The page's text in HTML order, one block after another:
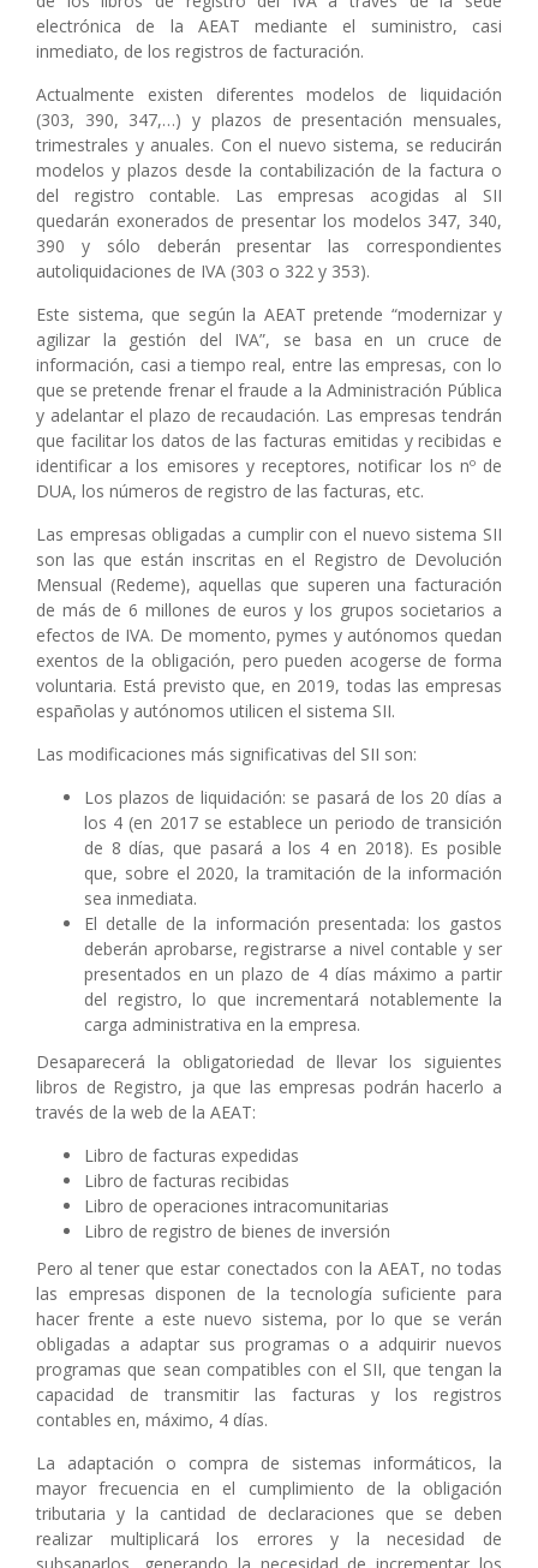
electrónica de la AEAT mediante el suministro, casi
inmediato, de los registros de facturación.
Actualmente existen diferentes modelos de liquidación
(303, 390, 347,…) y plazos de presentación mensuales,
trimestrales y anuales. Con el nuevo sistema, se reducirán
modelos y plazos desde la contabilización de la factura o
del registro contable. Las empresas acogidas al SII
quedarán exonerados de presentar los modelos 347, 340,
390 y sólo deberán presentar las correspondientes
autoliquidaciones de IVA (303 o 322 y 353).
Este sistema, que según la AEAT pretende “modernizar y
agilizar la gestión del IVA”, se basa en un cruce de
información, casi a tiempo real, entre las empresas, con lo
que se pretende frenar el fraude a la Administración Pública
y adelantar el plazo de recaudación. Las empresas tendrán
que facilitar los datos de las facturas emitidas y recibidas e
identificar a los emisores y receptores, notificar los nº de
DUA, los números de registro de las facturas, etc.
Las empresas obligadas a cumplir con el nuevo sistema SII
son las que están inscritas en el Registro de Devolución
Mensual (Redeme), aquellas que superen una facturación
de más de 6 millones de euros y los grupos societarios a
efectos de IVA. De momento, pymes y autónomos quedan
exentos de la obligación, pero pueden acogerse de forma
voluntaria. Está previsto que, en 2019, todas las empresas
españolas y autónomos utilicen el sistema SII.
Las modificaciones más significativas del SII son:
Los plazos de liquidación: se pasará de los 20 días a
los 4 (en 2017 se establece un periodo de transición
de 8 días, que pasará a los 4 en 2018). Es posible
que, sobre el 2020, la tramitación de la información
sea inmediata.
El detalle de la información presentada: los gastos
deberán aprobarse, registrarse a nivel contable y ser
presentados en un plazo de 4 días máximo a partir
del registro, lo que incrementará notablemente la
carga administrativa en la empresa.
Desaparecerá la obligatoriedad de llevar los siguientes
libros de Registro, ja que las empresas podrán hacerlo a
través de la web de la AEAT:
Libro de facturas expedidas
Libro de facturas recibidas
Libro de operaciones intracomunitarias
Libro de registro de bienes de inversión
Pero al tener que estar conectados con la AEAT, no todas
las empresas disponen de la tecnología suficiente para
hacer frente a este nuevo sistema, por lo que se verán
obligadas a adaptar sus programas o a adquirir nuevos
programas que sean compatibles con el SII, que tengan la
capacidad de transmitir las facturas y los registros
contables en, máximo, 4 días.
La adaptación o compra de sistemas informáticos, la
mayor frecuencia en el cumplimiento de la obligación
tributaria y la cantidad de declaraciones que se deben
realizar multiplicará los errores y la necesidad de